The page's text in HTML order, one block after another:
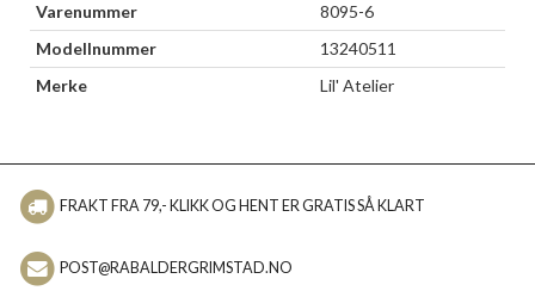
Varenummer
8095-6
Modellnummer
13240511
Merke
Lil' Atelier
FRAKT FRA 79,- KLIKK OG HENT ER GRATIS SÅ KLART
POST@RABALDERGRIMSTAD.NO